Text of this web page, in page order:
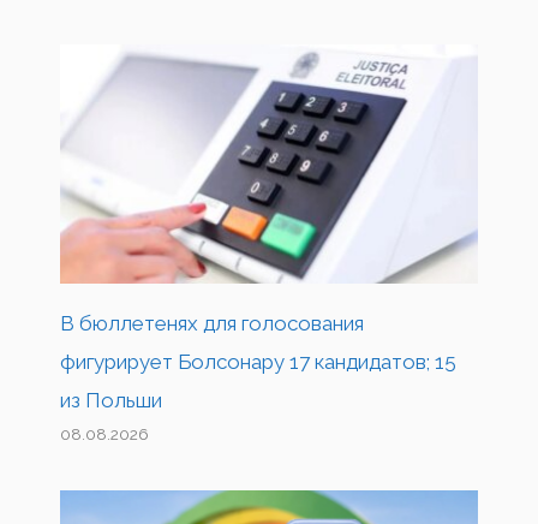
В бюллетенях для голосования
фигурирует Болсонару 17 кандидатов; 15
из Польши
08.08.2026